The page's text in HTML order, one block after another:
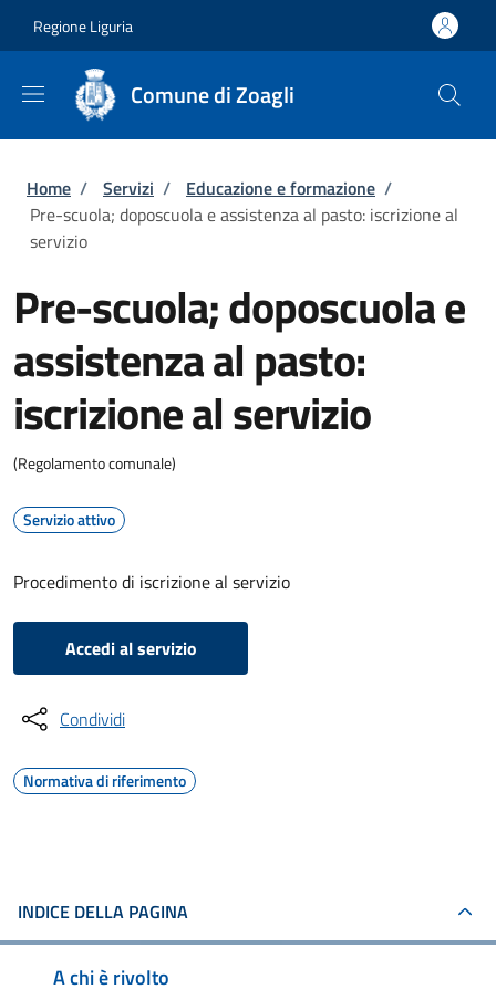
Regione Liguria
Comune di Zoagli
Briciole di pane
Home / Servizi / Educazione e formazione /
Pre-scuola; doposcuola e assistenza al pasto: iscrizione al
servizio
Pre-scuola; doposcuola e
assistenza al pasto:
iscrizione al servizio
(Regolamento comunale)
Servizio attivo
Procedimento di iscrizione al servizio
Accedi al servizio
Condividi
Normativa di riferimento
INDICE DELLA PAGINA
A chi è rivolto